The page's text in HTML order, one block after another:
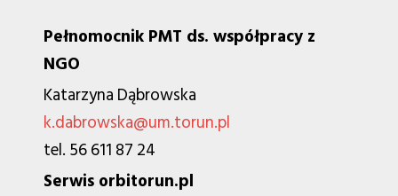
Pełnomocnik PMT ds. współpracy z
NGO
Katarzyna Dąbrowska
k.dabrowska@um.torun.pl
tel. 56 611 87 24
Serwis orbitorun.pl